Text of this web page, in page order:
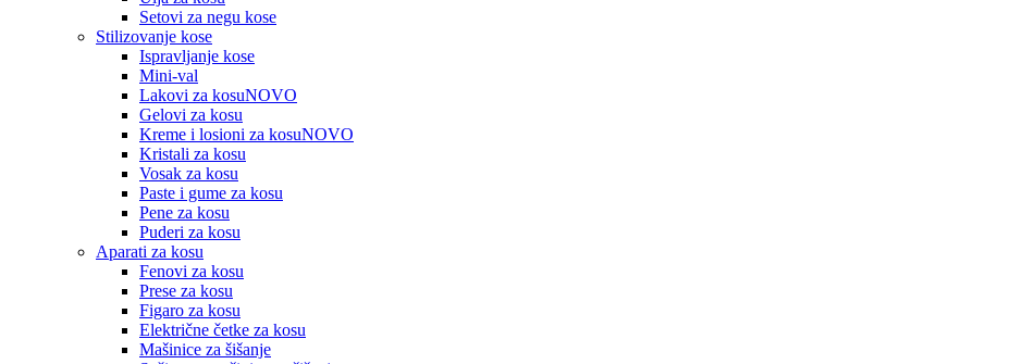
Setovi za negu kose
Stilizovanje kose
Ispravljanje kose
Mini-val
Lakovi za kosuNOVO
Gelovi za kosu
Kreme i losioni za kosuNOVO
Kristali za kosu
Vosak za kosu
Paste i gume za kosu
Pene za kosu
Puderi za kosu
Aparati za kosu
Fenovi za kosu
Prese za kosu
Figaro za kosu
Električne četke za kosu
Mašinice za šišanje